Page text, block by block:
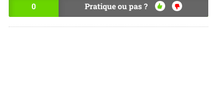
0 Pratique ou pas ?
OU
I
NO